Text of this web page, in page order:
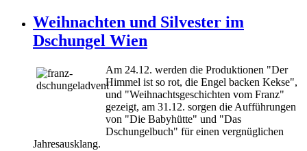
Weihnachten und Silvester im
Dschungel Wien
Am 24.12. werden die Produktionen "Der
Himmel ist so rot, die Engel backen Kekse",
und "Weihnachtsgeschichten vom Franz"
gezeigt, am 31.12. sorgen die Aufführungen
von "Die Babyhütte" und "Das
Dschungelbuch" für einen vergnüglichen
Jahresausklang.